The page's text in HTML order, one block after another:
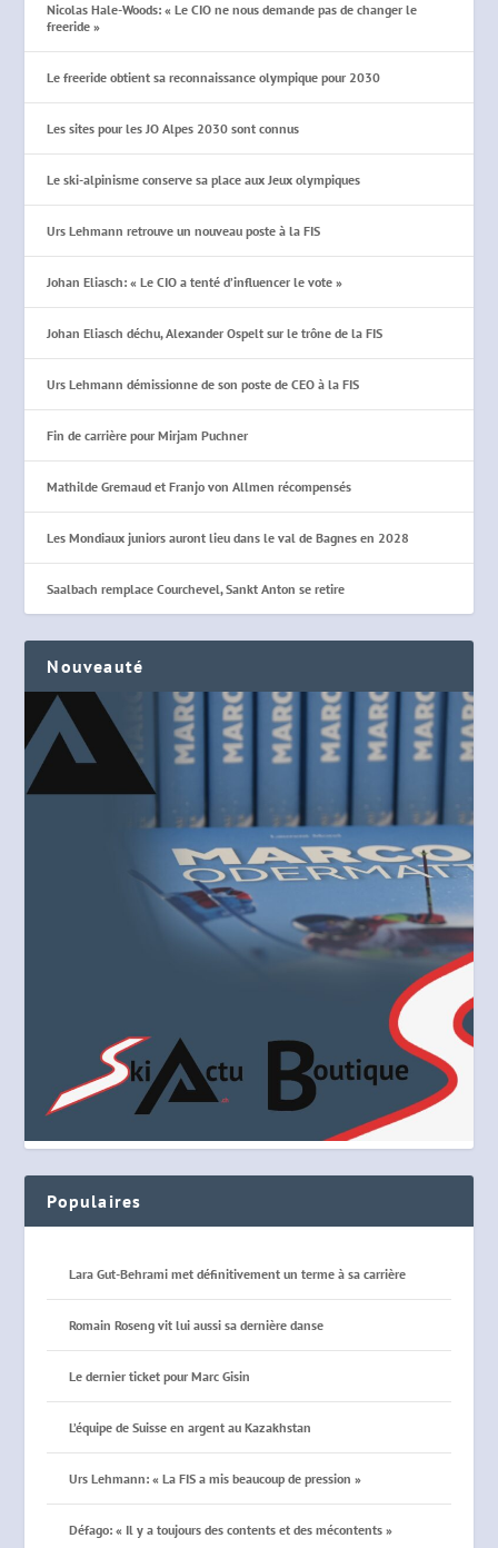
Nicolas Hale-Woods: « Le CIO ne nous demande pas de changer le
freeride »
Le freeride obtient sa reconnaissance olympique pour 2030
Les sites pour les JO Alpes 2030 sont connus
Le ski-alpinisme conserve sa place aux Jeux olympiques
Urs Lehmann retrouve un nouveau poste à la FIS
Johan Eliasch: « Le CIO a tenté d’influencer le vote »
Johan Eliasch déchu, Alexander Ospelt sur le trône de la FIS
Urs Lehmann démissionne de son poste de CEO à la FIS
Fin de carrière pour Mirjam Puchner
Mathilde Gremaud et Franjo von Allmen récompensés
Les Mondiaux juniors auront lieu dans le val de Bagnes en 2028
Saalbach remplace Courchevel, Sankt Anton se retire
Nouveauté
Populaires
Lara Gut-Behrami met définitivement un terme à sa carrière
Romain Roseng vit lui aussi sa dernière danse
Le dernier ticket pour Marc Gisin
L’équipe de Suisse en argent au Kazakhstan
Urs Lehmann: « La FIS a mis beaucoup de pression »
Défago: « Il y a toujours des contents et des mécontents »